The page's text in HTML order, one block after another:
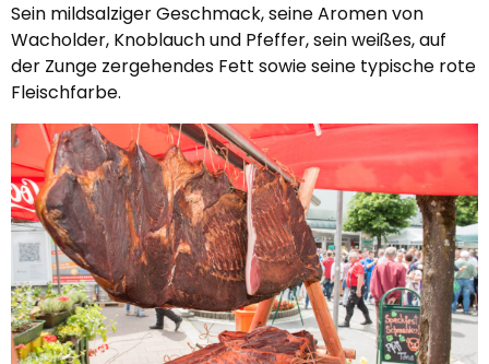
Sein mildsalziger Geschmack, seine Aromen von
Wacholder, Knoblauch und Pfeffer, sein weißes, auf
der Zunge zergehendes Fett sowie seine typische rote
Fleischfarbe.